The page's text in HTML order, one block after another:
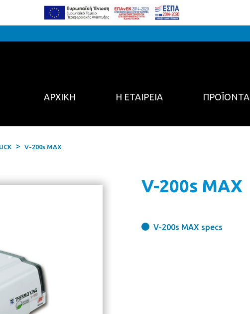
ΑΡΧΙΚΗ Η ΕΤΑΙΡΕΙΑ ΠΡΟΪΟΝΤΑ
V-200s MAX
V-200s MAX
V-200s MAX specs